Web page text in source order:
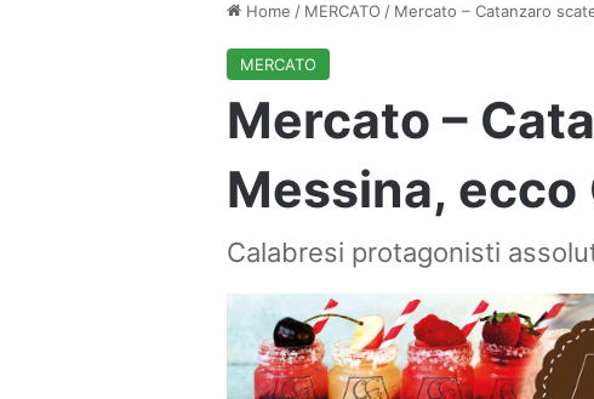
Home / MERCATO / Mercato – Catanzaro
MERCATO
Mercato –
Messina, ecco
Calabresi protagonisti